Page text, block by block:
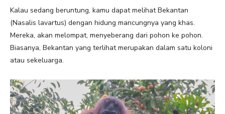
Kalau sedang beruntung, kamu dapat melihat Bekantan
(Nasalis lavartus) dengan hidung mancungnya yang khas.
Mereka, akan melompat, menyeberang dari pohon ke pohon.
Biasanya, Bekantan yang terlihat merupakan dalam satu koloni
atau sekeluarga.